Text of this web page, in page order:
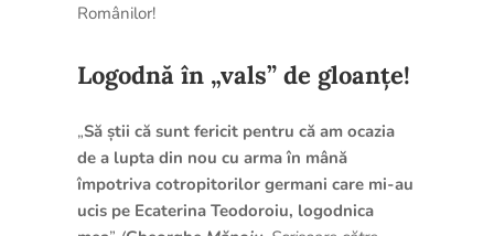
Românilor!
Logodnă în „vals” de gloanțe!
„Să știi că sunt fericit pentru că am ocazia
de a lupta din nou cu arma în mână
împotriva cotropitorilor germani care mi-au
ucis pe Ecaterina Teodoroiu, logodnica